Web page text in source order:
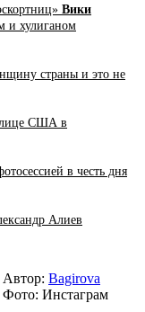
Вики
и хулиганом
страны и это не
США в
в честь дня
Алиев
Автор: Bagirova
Фото: Инстаграм